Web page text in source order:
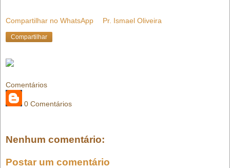
Compartilhar no WhatsApp Pr. Ismael Oliveira
Compartilhar
Comentários
0 Comentários
Nenhum comentário:
Postar um comentário